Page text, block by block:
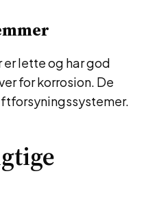
lette og har god
for korrosion. De